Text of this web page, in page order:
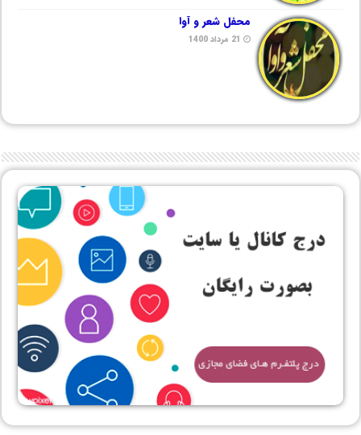
محفل شعر و آوا
21 مرداد 1400